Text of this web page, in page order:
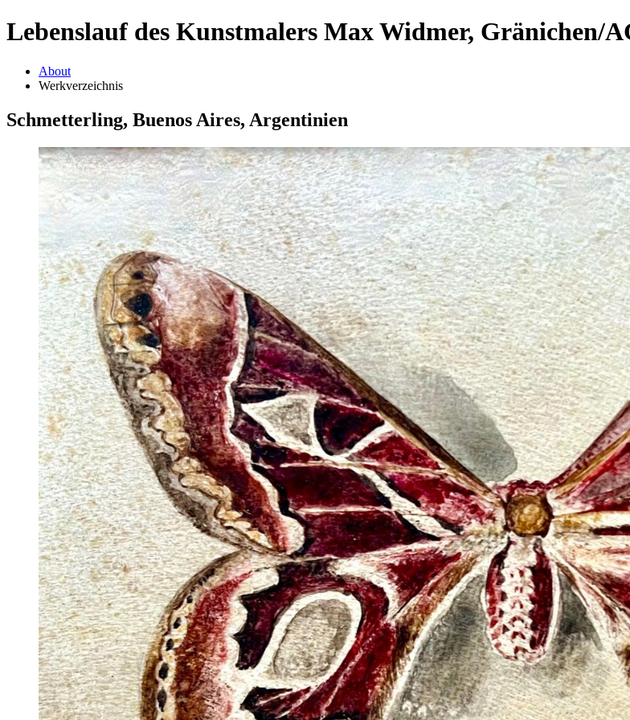
Lebenslauf des Kunstmalers Max Widmer, Gränichen/
About
Werkverzeichnis
Schmetterling, Buenos Aires, Argentinien